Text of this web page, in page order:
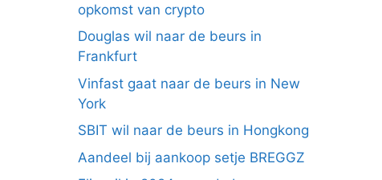
opkomst van crypto
Douglas wil naar de beurs in
Frankfurt
Vinfast gaat naar de beurs in New
York
SBIT wil naar de beurs in Hongkong
Aandeel bij aankoop setje BREGGZ